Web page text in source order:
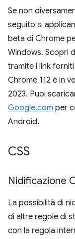
Se non
seguito si
beta di Chrome
Windows. Scopri
tramite i link
Chrome 112 è in
2023. Puoi
Google.com per
Android.
CSS
Nidificazione
La possibilità di
di altre regole di
con la regola